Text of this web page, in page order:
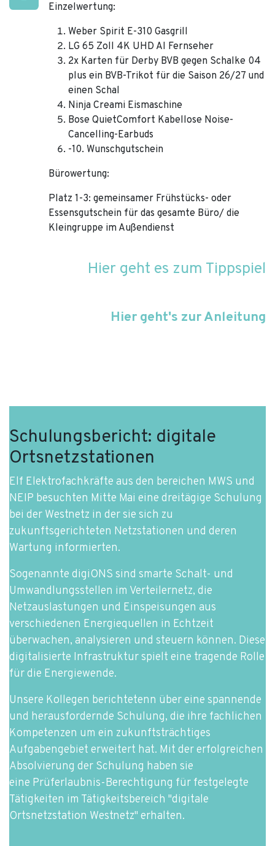
Einzelwertung:
Weber Spirit E-310 Gasgrill
LG 65 Zoll 4K UHD AI Fernseher
2x Karten für Derby BVB gegen Schalke 04
plus ein BVB-Trikot für die Saison 26/27 und
einen Schal
Ninja Creami Eismaschine
Bose QuietComfort Kabellose Noise-
Cancelling-Earbuds
-10. Wunschgutschein
Bürowertung:
Platz 1-3: gemeinsamer Frühstücks- oder
Essensgutschein für das gesamte Büro/ die
Kleingruppe im Außendienst
Hier geht es zum Tippspiel
Hier geht's zur Anleitung
Schulungsbericht: digitale
Ortsnetzstationen
Elf Elektrofachkräfte aus den bereichen MWS und
NEIP besuchten Mitte Mai eine dreitägige Schulung
bei der Westnetz in der sie sich zu
zukunftsgerichteten Netzstationen und deren
Wartung informierten.
Sogenannte digiONS sind smarte Schalt- und
Umwandlungsstellen im Verteilernetz, die
Netzauslastungen und Einspeisungen aus
verschiedenen Energiequellen in Echtzeit
überwachen, analysieren und steuern können. Diese
digitalisierte Infrastruktur spielt eine tragende Rolle
für die Energiewende.
Unsere Kollegen berichtetenn über eine spannende
und herausfordernde Schulung, die ihre fachlichen
Kompetenzen um ein zukunftsträchtiges
Aufgabengebiet erweitert hat. Mit der erfolgreichen
Absolvierung der Schulung haben sie
eine Prüferlaubnis-Berechtigung für festgelegte
Tätigkeiten im Tätigkeitsbereich "digitale
Ortsnetzstation Westnetz" erhalten.